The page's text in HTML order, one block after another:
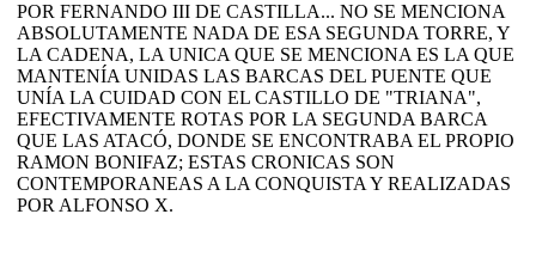
POR FERNANDO III DE CASTILLA... NO SE MENCIONA
ABSOLUTAMENTE NADA DE ESA SEGUNDA TORRE, Y
LA CADENA, LA UNICA QUE SE MENCIONA ES LA QUE
MANTENÍA UNIDAS LAS BARCAS DEL PUENTE QUE
UNÍA LA CUIDAD CON EL CASTILLO DE "TRIANA",
EFECTIVAMENTE ROTAS POR LA SEGUNDA BARCA
QUE LAS ATACÓ, DONDE SE ENCONTRABA EL PROPIO
RAMON BONIFAZ; ESTAS CRONICAS SON
CONTEMPORANEAS A LA CONQUISTA Y REALIZADAS
POR ALFONSO X.